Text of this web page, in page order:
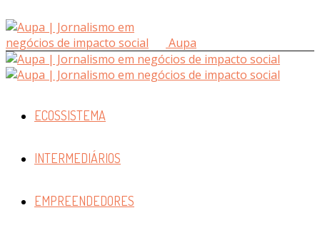
Aupa
ECOSSISTEMA
INTERMEDIÁRIOS
EMPREENDEDORES